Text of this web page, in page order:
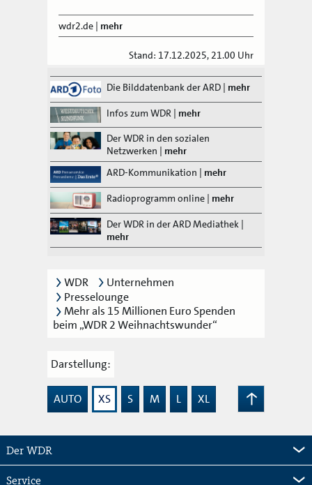
wdr2.de | mehr
Stand: 17.12.2025, 21.00 Uhr
Die Bilddatenbank der ARD | mehr
Infos zum WDR | mehr
Der WDR in den sozialen
Netzwerken | mehr
ARD-Kommunikation | mehr
Radioprogramm online | mehr
Der WDR in der ARD Mediathek |
mehr
WDR
Unternehmen
Presselounge
Mehr als 15 Millionen Euro Spenden
beim „WDR 2 Weihnachtswunder“
Darstellung:
AUTO XS S M L
XL
Zum
Der WDR
Service